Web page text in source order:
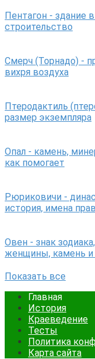
Пентагон - здание
строительство
Смерч (Торнадо) -
вихря воздуха
Птеродактиль
размер экземпляра
Опал - камень,
как помогает
Рюриковичи -
история, имена
Овен - знак
женщины, камень и
Показать все
Главная
История
Краеведение
Тесты
Политика
Карта сайта